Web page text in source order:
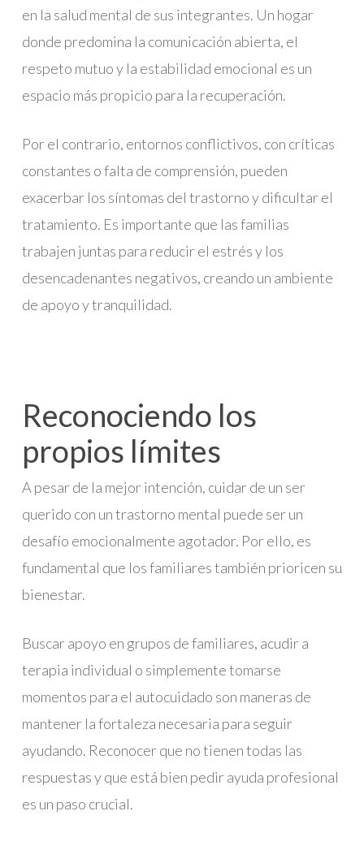
en la salud mental de sus integrantes. Un hogar
donde predomina la comunicación abierta, el
respeto mutuo y la estabilidad emocional es un
espacio más propicio para la recuperación.
Por el contrario, entornos conflictivos, con críticas
constantes o falta de comprensión, pueden
exacerbar los síntomas del trastorno y dificultar el
tratamiento. Es importante que las familias
trabajen juntas para reducir el estrés y los
desencadenantes negativos, creando un ambiente
de apoyo y tranquilidad.
Reconociendo los
propios límites
A pesar de la mejor intención, cuidar de un ser
querido con un trastorno mental puede ser un
desafío emocionalmente agotador. Por ello, es
fundamental que los familiares también prioricen su
bienestar.
Buscar apoyo en grupos de familiares, acudir a
terapia individual o simplemente tomarse
momentos para el autocuidado son maneras de
mantener la fortaleza necesaria para seguir
ayudando. Reconocer que no tienen todas las
respuestas y que está bien pedir ayuda profesional
es un paso crucial.